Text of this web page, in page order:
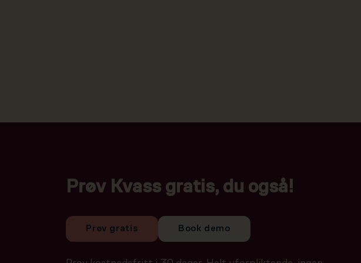
Prøv Kvass gratis, du også!
Prøv gratis Book demo